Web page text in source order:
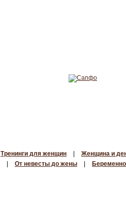
Тренинги для женщин Женщина и
От невесты до жены